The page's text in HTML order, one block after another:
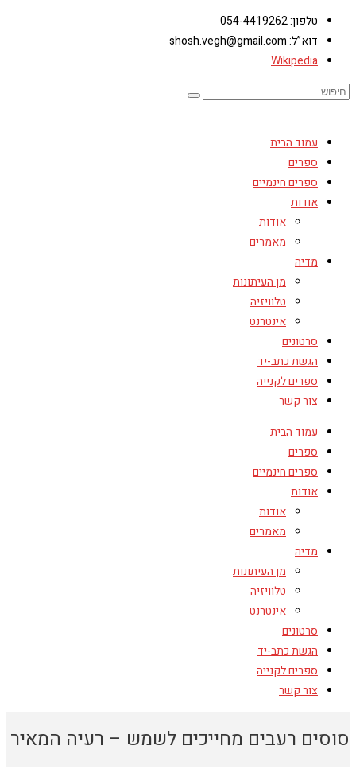
טלפון: 054-4419262
דוא”ל: shosh.vegh@gmail.com
Wikipedia
עמוד הבית
ספרים
ספרים חינמיים
אודות
אודות
מאמרים
מדיה
מן העיתונות
טלוויזיה
אינטרנט
סרטונים
הגשת כתב-יד
ספרים לקנייה
צור קשר
עמוד הבית
ספרים
ספרים חינמיים
אודות
אודות
מאמרים
מדיה
מן העיתונות
טלוויזיה
אינטרנט
סרטונים
הגשת כתב-יד
ספרים לקנייה
צור קשר
סוסים רעבים מחייכים לשמש – רעיה המאיר